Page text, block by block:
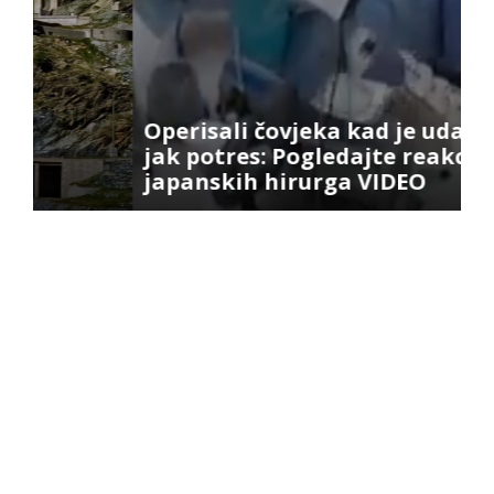
Operisali čovjeka kad je udario
jak potres: Pogledajte reakciju
japanskih hirurga VIDEO